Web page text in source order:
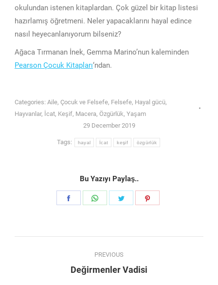
okulundan istenen kitaplardan. Çok güzel bir kitap listesi
hazırlamış öğretmeni. Neler yapacaklarını hayal edince
nasıl heyecanlanıyorum bilseniz?
Ağaca Tırmanan İnek, Gemma Marino’nun kaleminden
Pearson Çocuk Kitapları‘ndan.
Categories: Aile, Çocuk ve Felsefe, Felsefe, Hayal gücü,
Hayvanlar, İcat, Keşif, Macera, Özgürlük, Yaşam
29 December 2019
Tags: hayal İcat keşif özgürlük
Bu Yazıyı Paylaş..
Share
navigation
PREVIOUS
Previous
Değirmenler Vadisi